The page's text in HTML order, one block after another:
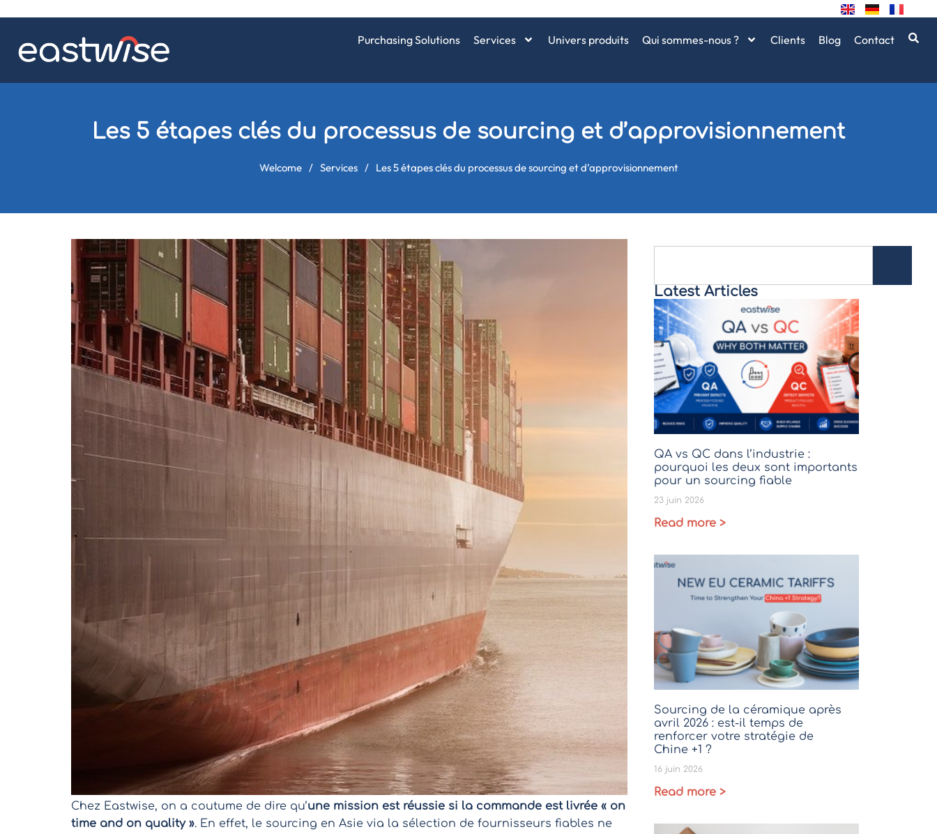
Purchasing Solutions Services Univers produits Qui sommes-nous ? Clients Blog Contact
Les 5 étapes clés du processus de sourcing et d’approvisionnement
Welcome / Services / Les 5 étapes clés du processus de sourcing et d’approvisionnement
Chez Eastwise, on a coutume de dire qu’une mission est réussie si la commande est livrée « on
time and on quality ». En effet, le sourcing en Asie via la sélection de fournisseurs fiables ne
Latest Articles
QA vs QC dans l’industrie :
pourquoi les deux sont importants
pour un sourcing fiable
23 juin 2026
Read more >
Sourcing de la céramique après
avril 2026 : est-il temps de
renforcer votre stratégie de
Chine +1 ?
16 juin 2026
Read more >